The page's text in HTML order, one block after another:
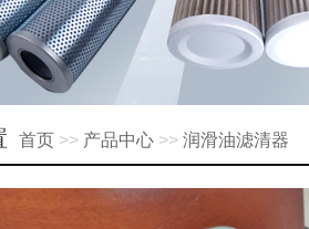
首页 >> 产品中心 >> 润滑油滤清器